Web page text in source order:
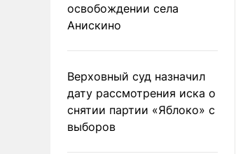
освобождении села
Анискино
Верховный суд назначил
дату рассмотрения иска о
снятии партии «Яблоко» с
выборов